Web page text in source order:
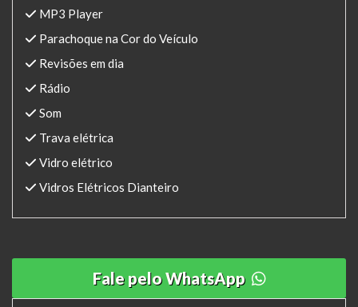
MP3 Player
Parachoque na Cor do Veículo
Revisões em dia
Rádio
Som
Trava elétrica
Vidro elétrico
Vidros Elétricos Dianteiro
Fale pelo WhatsApp